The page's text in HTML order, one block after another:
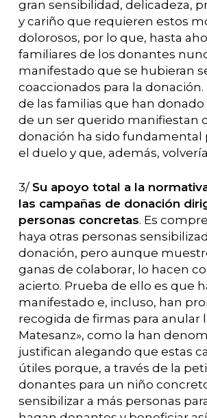
gran sensibilidad, delicadeza,
y cariño que requieren estos
dolorosos, por lo que, hasta
familiares de los donantes
manifestado que se hubieran
coaccionados para la donación.
de las familias que han donado
de un ser querido manifiestan
donación ha sido fundamental
el duelo y que, además,
3/ Su apoyo total a la
las campañas de donación
personas concretas. Es
haya otras personas
donación, pero aunque
ganas de colaborar, lo hacen
acierto. Prueba de ello es que
manifestado e, incluso, han
recogida de firmas para anular
Matesanz», como la han
justifican alegando que estas
útiles porque, a través de la
donantes para un niño
sensibilizar a más personas